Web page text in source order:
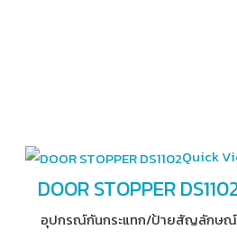
Quick
DOOR STOPPER
อุปกรณ์​กันกระแทก/ป้ายสัญลักษณ์